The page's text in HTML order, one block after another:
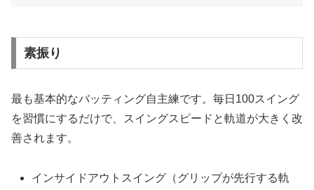
素振り
最も基本的なバッティング自主練です。毎日100スイング
を習慣にするだけで、スイングスピードと軌道が大きく改
善されます。
インサイドアウトスイング（グリップが先行する軌